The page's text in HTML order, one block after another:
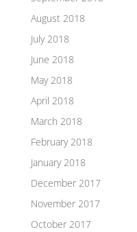
August 2018
July 2018
June 2018
May 2018
April 2018
March 2018
February 2018
January 2018
December 2017
November 2017
October 2017